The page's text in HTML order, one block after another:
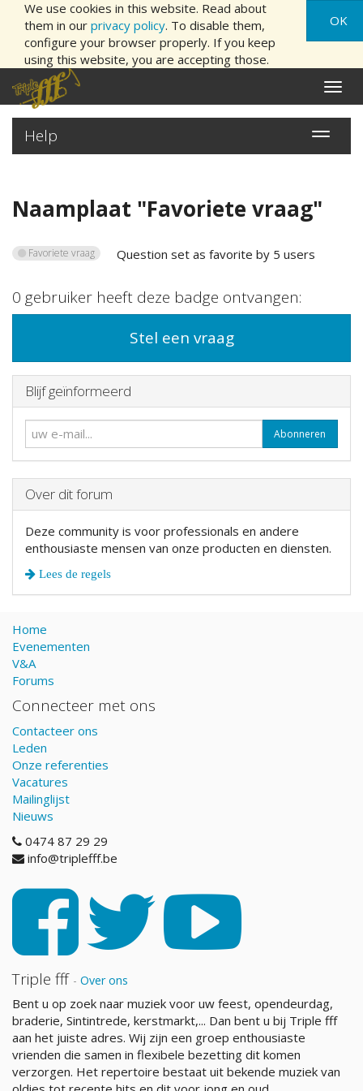
We use cookies in this website. Read about
them in our privacy policy. To disable them,
configure your browser properly. If you keep
using this website, you are accepting those.
OK
aan/
Navigatie
aan/
Help
Naamplaat "Favoriete vraag"
Favoriete vraag Question set as favorite by 5 users
0 gebruiker heeft deze badge ontvangen:
Stel een vraag
Blijf geïnformeerd
Abonneren
Over dit forum
Deze community is voor professionals en andere
enthousiaste mensen van onze producten en diensten.
Lees de regels
Home
Evenementen
V&A
Forums
Connecteer met ons
Contacteer ons
Leden
Onze referenties
Vacatures
Mailinglijst
Nieuws
0474 87 29 29
info@triplefff.be
Triple fff - Over ons
Bent u op zoek naar muziek voor uw feest, opendeurdag,
braderie, Sintintrede, kerstmarkt,... Dan bent u bij Triple fff
aan het juiste adres. Wij zijn een groep enthousiaste
vrienden die samen in flexibele bezetting dit komen
verzorgen. Het repertoire bestaat uit bekende muziek van